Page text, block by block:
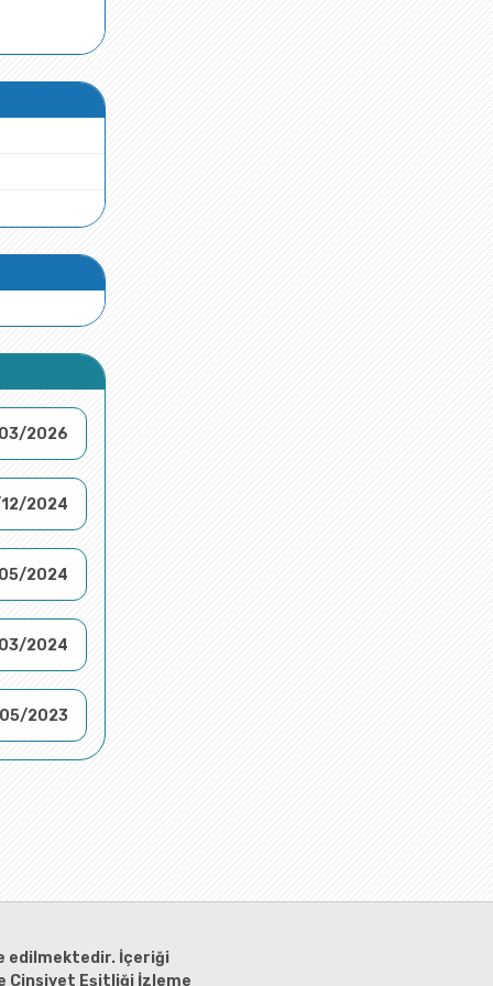
2026
2024
2024
2024
2023
edilmektedir. İçeriği
Cinsiyet Eşitliği İzleme